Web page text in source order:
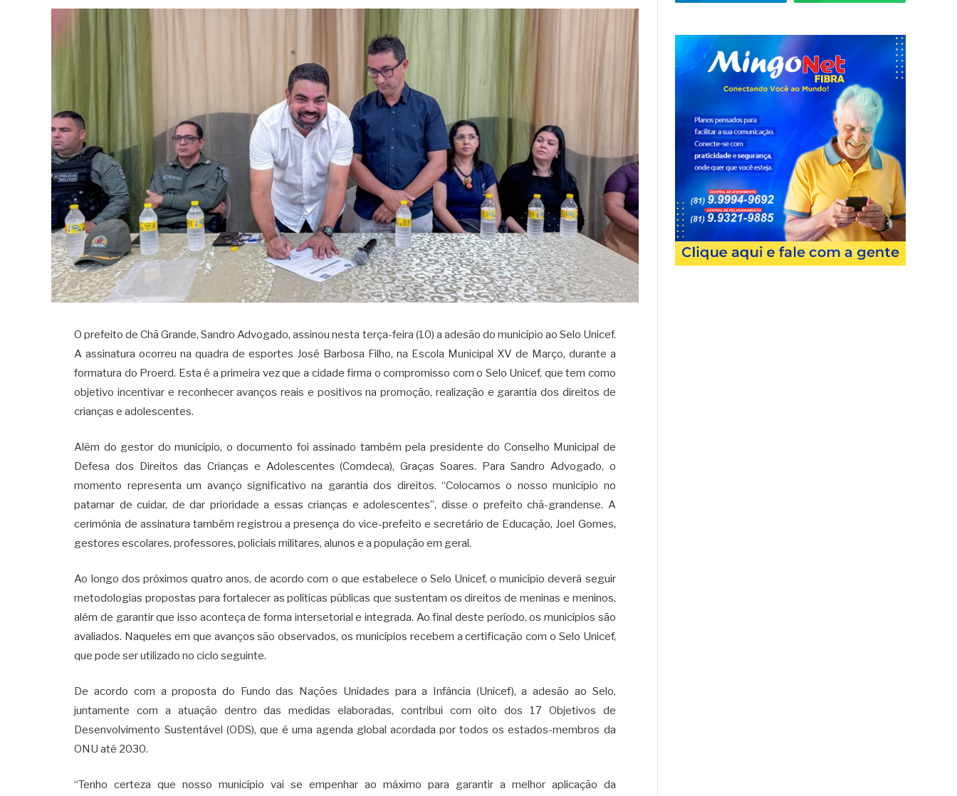
O prefeito de Chã Grande, Sandro Advogado, assinou nesta terça-feira (10) a adesão do município ao Selo Unicef.
A assinatura ocorreu na quadra de esportes José Barbosa Filho, na Escola Municipal XV de Março, durante a
formatura do Proerd. Esta é a primeira vez que a cidade firma o compromisso com o Selo Unicef, que tem como
objetivo incentivar e reconhecer avanços reais e positivos na promoção, realização e garantia dos direitos de
crianças e adolescentes.
Além do gestor do município, o documento foi assinado também pela presidente do Conselho Municipal de
Defesa dos Direitos das Crianças e Adolescentes (Comdeca), Graças Soares. Para Sandro Advogado, o
momento representa um avanço significativo na garantia dos direitos. “Colocamos o nosso município no
patamar de cuidar, de dar prioridade a essas crianças e adolescentes”, disse o prefeito chã-grandense. A
cerimônia de assinatura também registrou a presença do vice-prefeito e secretário de Educação, Joel Gomes,
gestores escolares, professores, policiais militares, alunos e a população em geral.
Ao longo dos próximos quatro anos, de acordo com o que estabelece o Selo Unicef, o município deverá seguir
metodologias propostas para fortalecer as políticas públicas que sustentam os direitos de meninas e meninos,
além de garantir que isso aconteça de forma intersetorial e integrada. Ao final deste período, os municípios são
avaliados. Naqueles em que avanços são observados, os municípios recebem a certificação com o Selo Unicef,
que pode ser utilizado no ciclo seguinte.
De acordo com a proposta do Fundo das Nações Unidades para a Infância (Unicef), a adesão ao Selo,
juntamente com a atuação dentro das medidas elaboradas, contribui com oito dos 17 Objetivos de
Desenvolvimento Sustentável (ODS), que é uma agenda global acordada por todos os estados-membros da
ONU até 2030.
“Tenho certeza que nosso município vai se empenhar ao máximo para garantir a melhor aplicação da